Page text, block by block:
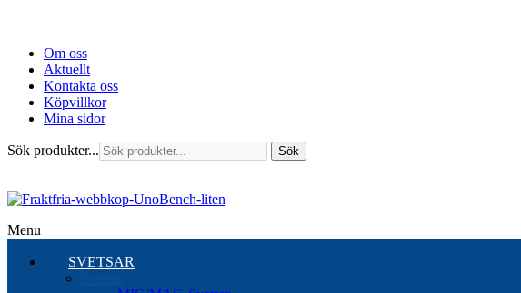
Om oss
Aktuellt
Kontakta oss
Köpvillkor
Mina sidor
Sök produkter... Sök
Menu
SVETSAR